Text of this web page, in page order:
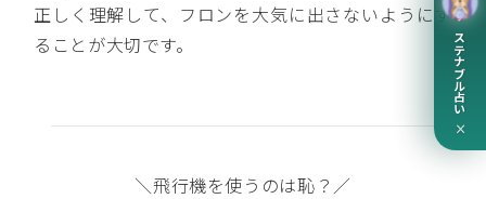
正しく理解して、フロンを大気に出さないようにす
ることが大切です。
＼飛行機を使うのは恥？／
サステナブル占い
×